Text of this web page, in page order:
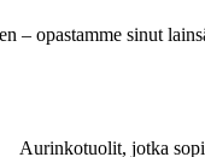
– opastamme sinut
Aurinkotuolit, jotka